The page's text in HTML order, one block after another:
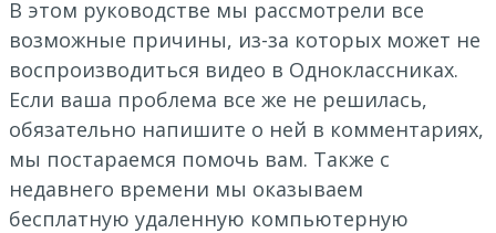
В этом руководстве мы рассмотрели все
возможные причины, из-за которых может не
воспроизводиться видео в Одноклассниках.
Если ваша проблема все же не решилась,
обязательно напишите о ней в комментариях,
мы постараемся помочь вам. Также с
недавнего времени мы оказываем
бесплатную удаленную компьютерную